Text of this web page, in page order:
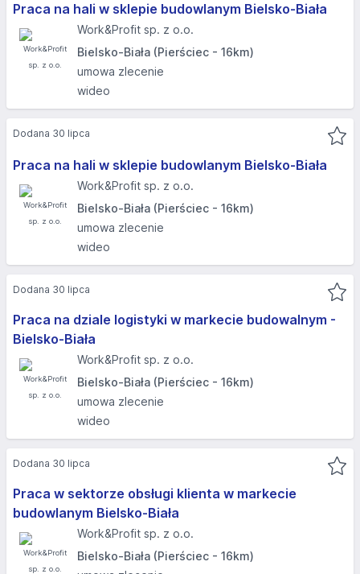
Praca na hali w sklepie budowlanym Bielsko-Biała
Work&Profit sp. z o.o.
Bielsko-Biała (Pierściec - 16km)
umowa zlecenie
wideo
Praca na hali w sklepie budowlanym Bielsko-Biała
Work&Profit sp. z o.o.
Bielsko-Biała (Pierściec - 16km)
umowa zlecenie
wideo
Dodana 30 lipca
Praca na dziale logistyki w markecie budowalnym -
Bielsko-Biała
Work&Profit sp. z o.o.
Bielsko-Biała (Pierściec - 16km)
umowa zlecenie
wideo
Dodana 30 lipca
Praca w sektorze obsługi klienta w markecie
budowlanym Bielsko-Biała
Work&Profit sp. z o.o.
Bielsko-Biała (Pierściec - 16km)
Dodana 30 lipca